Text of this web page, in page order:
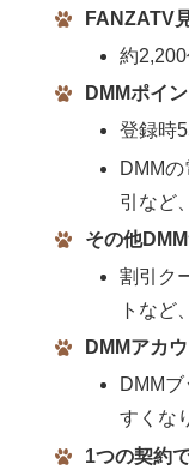
FANZATV
約
DMMポイ
登録時
DMM
引など
その他
割引ク
トなど
DMMアカ
DMM
すくな
1つの契約